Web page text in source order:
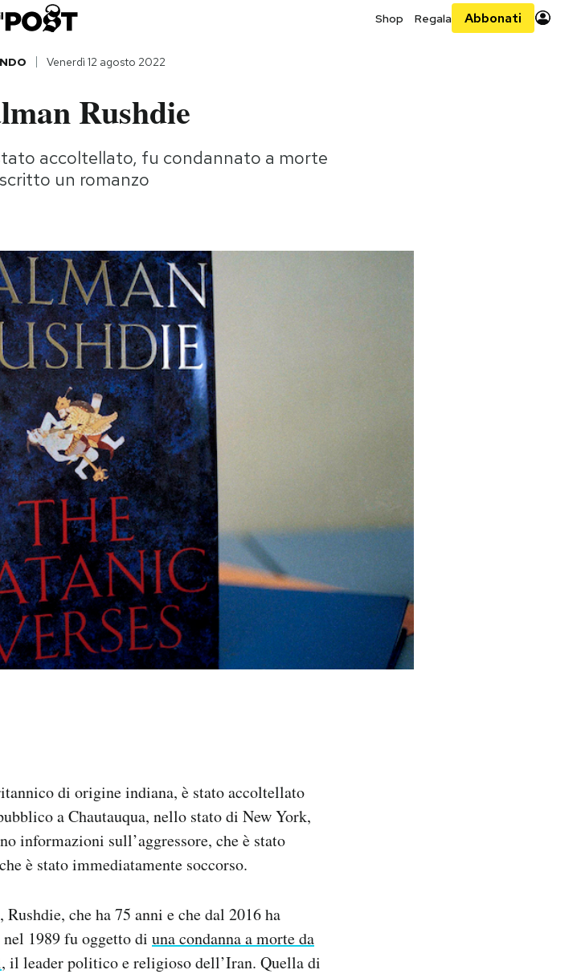
Shop Regala Abbonati
Venerdì 12 agosto 2022
Rushdie
accoltellato, fu condannato a morte
un romanzo
di origine indiana, è stato accoltellato
a Chautauqua, nello stato di New York,
informazioni sull’aggressore, che è stato
è stato immediatamente soccorso.
che ha 75 anni e che dal 2016 ha
1989 fu oggetto di una condanna a morte da
, il leader politico e religioso dell’Iran. Quella di